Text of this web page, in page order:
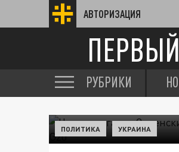
АВТОРИЗАЦИЯ
РУБРИКИ
ПОЛИТИКА УКРАИНА